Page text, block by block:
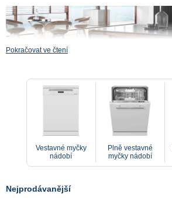
Vestavné myčky
Pokračovat ve čtení
Vestavné myčky
nádobí
Plně vestavné
myčky nádobí
Nejprodávanější